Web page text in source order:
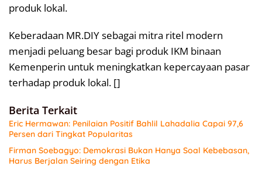
produk lokal.
Keberadaan MR.DIY sebagai mitra ritel modern
menjadi peluang besar bagi produk IKM binaan
Kemenperin untuk meningkatkan kepercayaan pasar
terhadap produk lokal. []
Berita Terkait
Eric Hermawan: Penilaian Positif Bahlil Lahadalia Capai 97,6
Persen dari Tingkat Popularitas
Firman Soebagyo: Demokrasi Bukan Hanya Soal Kebebasan,
Harus Berjalan Seiring dengan Etika